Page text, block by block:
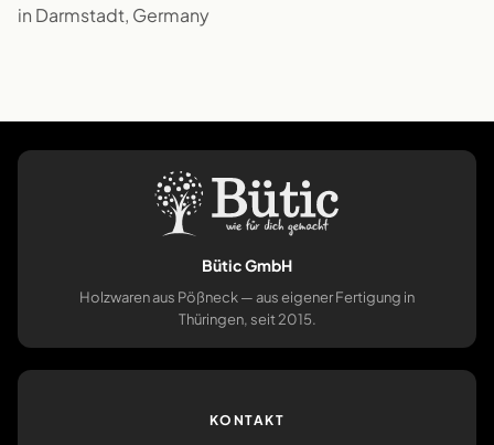
in Darmstadt, Germany
Bütic GmbH
Holzwaren aus Pößneck — aus eigener Fertigung in
Thüringen, seit 2015.
KONTAKT